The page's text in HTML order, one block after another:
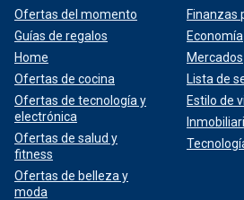
Ofertas del momento
Guías de regalos
Home
Ofertas de cocina
Ofertas de tecnología y
electrónica
Ofertas de salud y
fitness
Ofertas de belleza y
moda
Finanzas
Economía
Mercados
Lista de
Estilo de